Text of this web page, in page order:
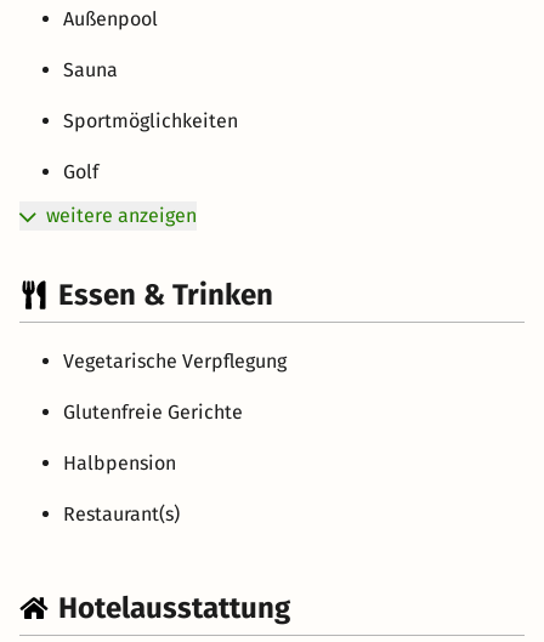
Außenpool
Sauna
Sportmöglichkeiten
Golf
weitere anzeigen
Essen & Trinken
Vegetarische Verpflegung
Glutenfreie Gerichte
Halbpension
Restaurant(s)
Hotelausstattung